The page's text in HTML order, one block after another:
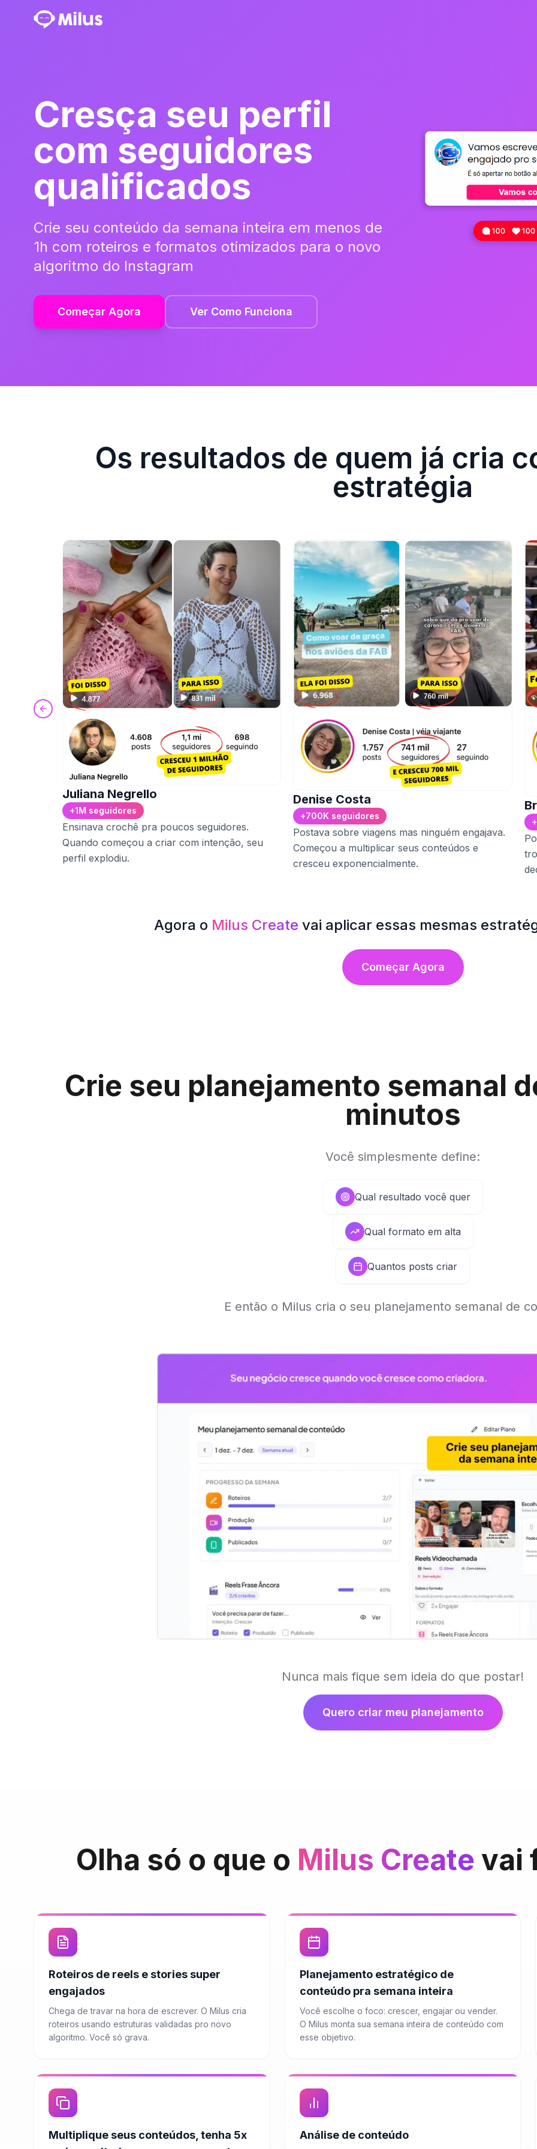
Cresça seu perfil
com seguidores
qualificados
Crie seu conteúdo da semana inteira em menos de
1h com roteiros e formatos otimizados para o novo
algoritmo do Instagram
Começar Agora Ver Como Funciona
Os resultados de quem já cria
estratégia
Juliana Negrello
+1M seguidores
Ensinava crochê pra poucos seguidores.
Quando começou a criar com intenção, seu
perfil explodiu.
Denise Costa
+700K seguidores
Postava sobre viagens mas ninguém engajava.
Começou a multiplicar seus conteúdos e
cresceu exponencialmente.
Previous slide
Agora o Milus Create vai aplicar essas mesmas
Começar Agora
Crie seu planejamento semanal
minutos
Você simplesmente define:
Qual resultado você quer
Qual formato em alta
Quantos posts criar
E então o Milus cria o seu planejamento semanal de
Nunca mais fique sem ideia do que postar!
Quero criar meu planejamento
Olha só o que o Milus Create vai
Roteiros de reels e stories super
engajados
Chega de travar na hora de escrever. O Milus cria
roteiros usando estruturas validadas pro novo
algoritmo. Você só grava.
Planejamento estratégico de
conteúdo pra semana inteira
Você escolhe o foco: crescer, engajar ou vender.
O Milus monta sua semana inteira de conteúdo com
esse objetivo.
Multiplique seus conteúdos, tenha 5x
Análise de conteúdo